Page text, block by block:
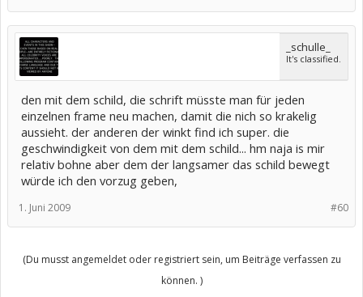
_schulle_
It's classified.
den mit dem schild, die schrift müsste man für jeden
einzelnen frame neu machen, damit die nich so krakelig
aussieht. der anderen der winkt find ich super. die
geschwindigkeit von dem mit dem schild... hm naja is mir
relativ bohne aber dem der langsamer das schild bewegt
würde ich den vorzug geben,
#60
1. Juni 2009
(Du musst angemeldet oder registriert sein, um Beiträge verfassen zu
können. )